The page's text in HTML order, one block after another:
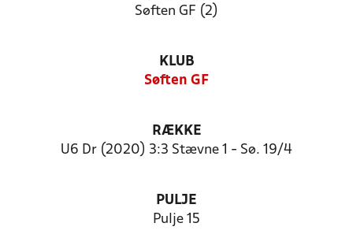
Søften GF (2)
KLUB
Søften GF
RÆKKE
U6 Dr (2020) 3:3 Stævne 1 - Sø. 19/4
PULJE
Pulje 15